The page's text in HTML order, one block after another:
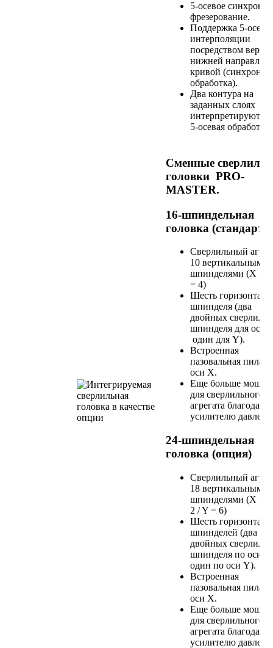
5-осевое
фрезерование.
Поддержка 5-
интерполяции
посредством
нижней
кривой
обработка).
Два контура на
заданных слоях
интерпретируются
5-осевая обработка.
Сменные
головки PRO-
MASTER.
16-шпиндельная
головка (стандарт)
Сверлильный
10 вертикальными
шпинделями (X = 6
= 4)
Шесть
шпинделя (два
двойных
шпинделя для оси
один для Y).
Встроенная
пазовальная пила
оси X.
Еще больше
для сверлильного
агрегата благодаря
усилителю
24-шпиндельная
головка (опция)
Сверлильный
18 вертикальными
шпинделями (X =
2 / Y = 6)
Шесть
шпинделей (два
двойных
шпинделя по оси
один по оси Y).
Встроенная
пазовальная пила
оси X.
Еще больше
для сверлильного
агрегата благодаря
усилителю